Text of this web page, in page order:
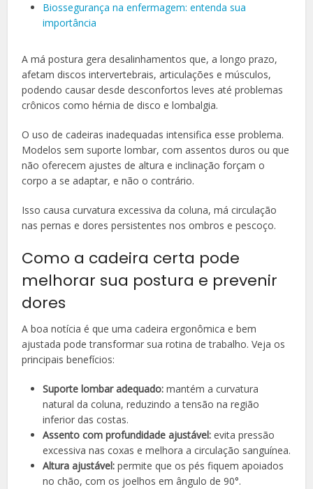
Biossegurança na enfermagem: entenda sua
importância
A má postura gera desalinhamentos que, a longo prazo,
afetam discos intervertebrais, articulações e músculos,
podendo causar desde desconfortos leves até problemas
crônicos como hérnia de disco e lombalgia.
O uso de cadeiras inadequadas intensifica esse problema.
Modelos sem suporte lombar, com assentos duros ou que
não oferecem ajustes de altura e inclinação forçam o
corpo a se adaptar, e não o contrário.
Isso causa curvatura excessiva da coluna, má circulação
nas pernas e dores persistentes nos ombros e pescoço.
Como a cadeira certa pode
melhorar sua postura e prevenir
dores
A boa notícia é que uma cadeira ergonômica e bem
ajustada pode transformar sua rotina de trabalho. Veja os
principais benefícios:
Suporte lombar adequado: mantém a curvatura
natural da coluna, reduzindo a tensão na região
inferior das costas.
Assento com profundidade ajustável: evita pressão
excessiva nas coxas e melhora a circulação sanguínea.
Altura ajustável: permite que os pés fiquem apoiados
no chão, com os joelhos em ângulo de 90°.